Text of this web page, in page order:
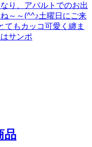
り、アバルトでのお出
～～(^^♪土曜日にご来
てもカッコ可愛く纏ま
サンポ
品